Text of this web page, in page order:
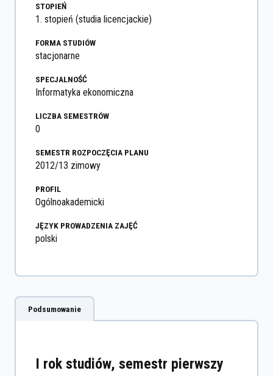
STOPIEŃ
1. stopień (studia licencjackie)
FORMA STUDIÓW
stacjonarne
SPECJALNOŚĆ
Informatyka ekonomiczna
LICZBA SEMESTRÓW
0
SEMESTR ROZPOCZĘCIA PLANU
2012/13 zimowy
PROFIL
Ogólnoakademicki
JĘZYK PROWADZENIA ZAJĘĆ
polski
Podsumowanie
I rok studiów, semestr pierwszy